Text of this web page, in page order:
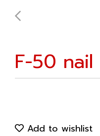
F-50
Add to wishlist